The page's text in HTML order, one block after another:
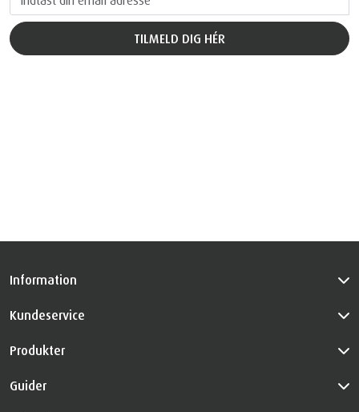
Information
Kundeservice
Produkter
Guider